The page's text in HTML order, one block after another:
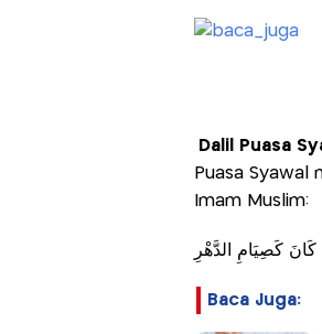
Dalil Puasa
Puasa Syawal
Imam Muslim:
كَصِيَامِ الدَّهْرِ
Baca Juga: